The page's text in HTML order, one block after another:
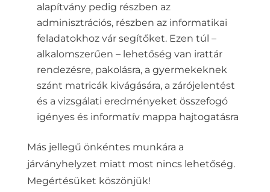
alapítvány pedig részben az
adminisztrációs, részben az informatikai
feladatokhoz vár segítőket. Ezen túl –
alkalomszerűen – lehetőség van irattár
rendezésre, pakolásra, a gyermekeknek
szánt matricák kivágására, a zárójelentést
és a vizsgálati eredményeket összefogó
igényes és informatív mappa hajtogatásra
Más jellegű önkéntes munkára a
járványhelyzet miatt most nincs lehetőség.
Megértésüket köszönjük!